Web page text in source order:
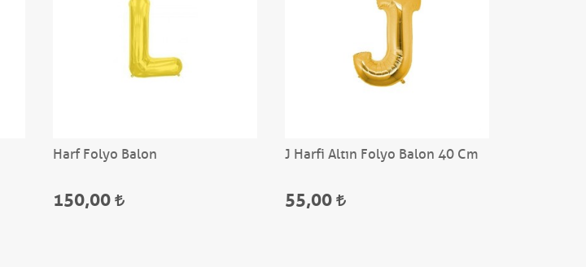
Harf Folyo Balon
150,00
J Harfi Altın Folyo Balon 40 Cm
55,00